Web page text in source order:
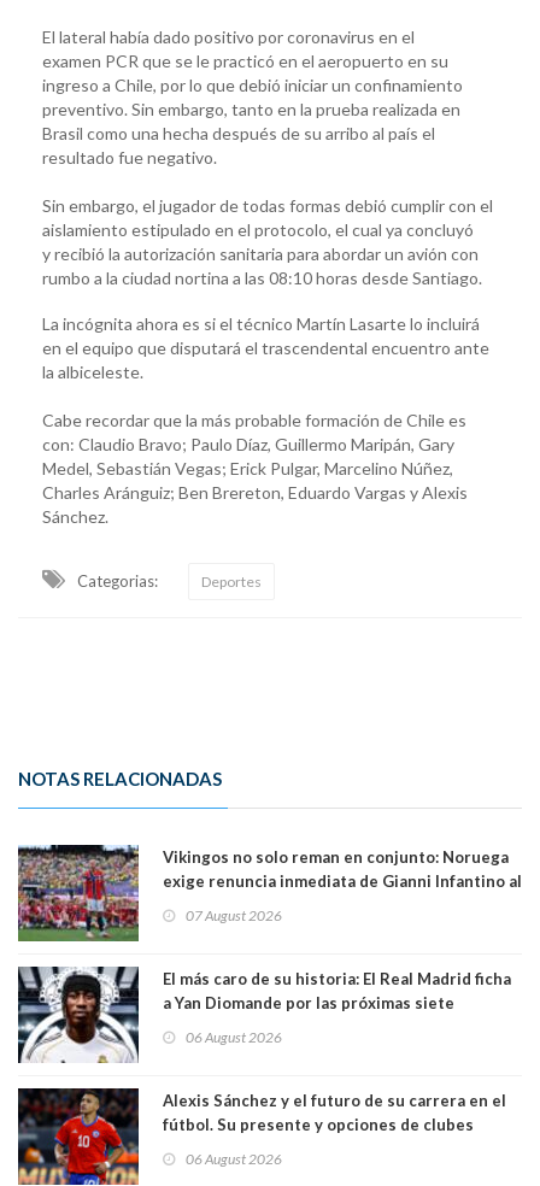
El lateral había dado positivo por coronavirus en el
examen PCR que se le practicó en el aeropuerto en su
ingreso a Chile, por lo que debió iniciar un confinamiento
preventivo. Sin embargo, tanto en la prueba realizada en
Brasil como una hecha después de su arribo al país el
resultado fue negativo.
Sin embargo, el jugador de todas formas debió cumplir con el
aislamiento estipulado en el protocolo, el cual ya concluyó
y recibió la autorización sanitaria para abordar un avión con
rumbo a la ciudad nortina a las 08:10 horas desde Santiago.
La incógnita ahora es si el técnico Martín Lasarte lo incluirá
en el equipo que disputará el trascendental encuentro ante
la albiceleste.
Cabe recordar que la más probable formación de Chile es
con: Claudio Bravo; Paulo Díaz, Guillermo Maripán, Gary
Medel, Sebastián Vegas; Erick Pulgar, Marcelino Núñez,
Charles Aránguiz; Ben Brereton, Eduardo Vargas y Alexis
Sánchez.
Categorias: Deportes
NOTAS RELACIONADAS
Vikingos no solo reman en conjunto: Noruega
exige renuncia inmediata de Gianni Infantino al
07 August 2026
El más caro de su historia: El Real Madrid ficha
a Yan Diomande por las próximas siete
06 August 2026
Alexis Sánchez y el futuro de su carrera en el
fútbol. Su presente y opciones de clubes
06 August 2026